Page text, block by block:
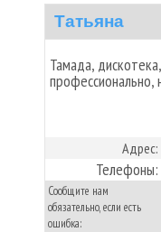
Татьяна
Тамада,
Адрес:
Телефоны:
Сообщите нам
обязательно, если есть
ошибка: